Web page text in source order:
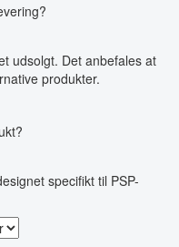
udsolgt. Det anbefales at
produkter.
specifikt til PSP-